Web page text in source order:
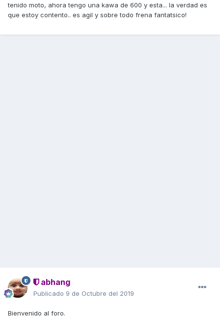
tenido moto, ahora tengo una kawa de 600 y esta... la verdad es
que estoy contento.. es agil y sobre todo frena fantatsico!
abhang
Publicado 9 de Octubre del 2019
Bienvenido al foro.